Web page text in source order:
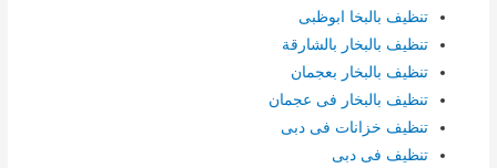
تنظيف بالبخا ابوظبى
تنظيف بالبخار بالشارقة
تنظيف بالبخار بعجمان
تنظيف بالبخار فى عجمان
تنظيف خزانات فى دبى
تنظيف فى دبى